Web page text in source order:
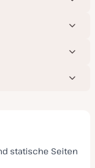
statische Seiten